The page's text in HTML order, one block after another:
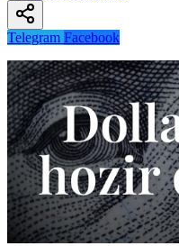
Telegram Facebook